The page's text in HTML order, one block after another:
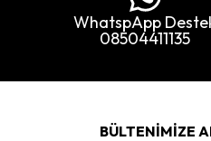
WhatspApp
08504411135
BÜLTENİMİZE